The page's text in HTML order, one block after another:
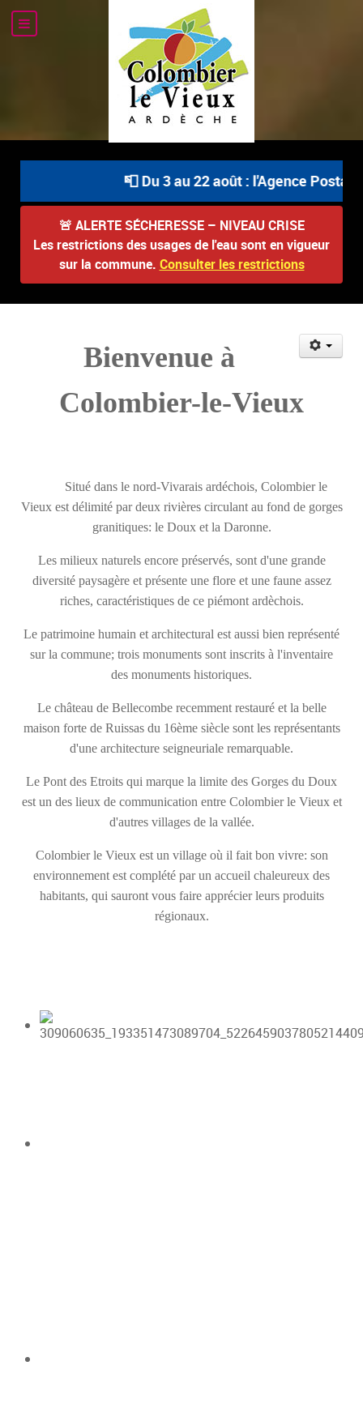
📮 Du 3 au 22 août : l'Agence
🚨 ALERTE SÉCHERESSE – NIVEAU CRISE
Les restrictions des usages de l'eau sont en vigueur
sur la commune. Consulter les restrictions
Bienvenue à
Colombier-le-Vieux
Situé dans le nord-Vivarais ardéchois, Colombier le
Vieux est délimité par deux rivières circulant au fond de gorges
granitiques: le Doux et la Daronne.
Les milieux naturels encore préservés, sont d'une grande
diversité paysagère et présente une flore et une faune assez
riches, caractéristiques de ce piémont ardèchois.
Le patrimoine humain et architectural est aussi bien représenté
sur la commune; trois monuments sont inscrits à l'inventaire
des monuments historiques.
Le château de Bellecombe recemment restauré et la belle
maison forte de Ruissas du 16ème siècle sont les représentants
d'une architecture seigneuriale remarquable.
Le Pont des Etroits qui marque la limite des Gorges du Doux
est un des lieux de communication entre Colombier le Vieux et
d'autres villages de la vallée.
Colombier le Vieux est un village où il fait bon vivre: son
environnement est complété par un accueil chaleureux des
habitants, qui sauront vous faire apprécier leurs produits
régionaux.